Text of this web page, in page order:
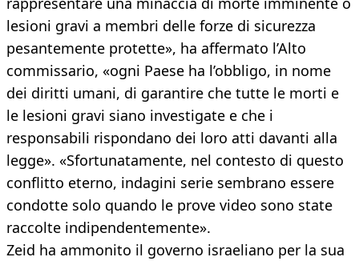
lesioni gravi a membri delle forze di sicurezza
pesantemente protette», ha affermato l’Alto
commissario, «ogni Paese ha l’obbligo, in nome
dei diritti umani, di garantire che tutte le morti e
le lesioni gravi siano investigate e che i
responsabili rispondano dei loro atti davanti alla
legge». «Sfortunatamente, nel contesto di questo
conflitto eterno, indagini serie sembrano essere
condotte solo quando le prove video sono state
raccolte indipendentemente».
Zeid ha ammonito il governo israeliano per la sua